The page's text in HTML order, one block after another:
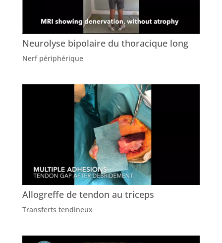
Neurolyse bipolaire du thoracique long
Nerf périphérique
Allogreffe de tendon au triceps
Transferts tendineux